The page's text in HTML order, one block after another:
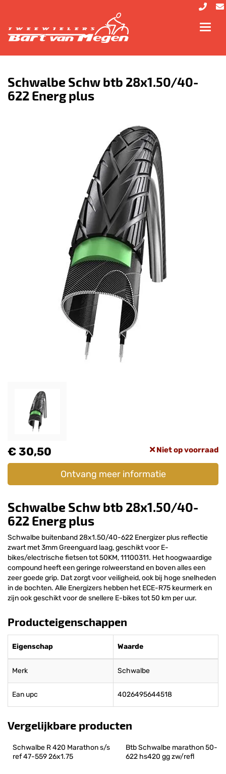
Schwalbe Schw btb 28x1.50/40-
622 Energ plus
€ 30,50 Niet op voorraad
Ontvang meer informatie
Schwalbe Schw btb 28x1.50/40-
622 Energ plus
Schwalbe buitenband 28x1.50/40-622 Energizer plus reflectie
zwart met 3mm Greenguard laag, geschikt voor E-
bikes/electrische fietsen tot 50KM, 11100311. Het hoogwaardige
compound heeft een geringe rolweerstand en boven alles een
zeer goede grip. Dat zorgt voor veiligheid, ook bij hoge snelheden
in de bochten. Alle Energizers hebben het ECE-R75 keurmerk en
zijn ook geschikt voor de snellere E-bikes tot 50 km per uur.
Producteigenschappen
Eigenschap Waarde
Merk Schwalbe
Ean upc 4026495644518
Vergelijkbare producten
Schwalbe R 420 Marathon s/s
ref 47-559 26x1.75
Btb Schwalbe marathon 50-
622 hs420 gg zw/refl